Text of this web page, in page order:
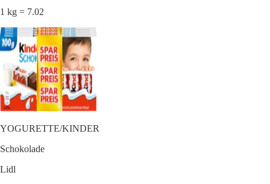
1 kg = 7.02
YOGURETTE/KINDER
Schokolade
Lidl